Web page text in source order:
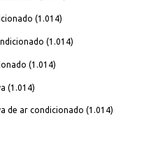
(1.014)
(1.014)
(1.014)
(1.014)
de ar condicionado (1.014)